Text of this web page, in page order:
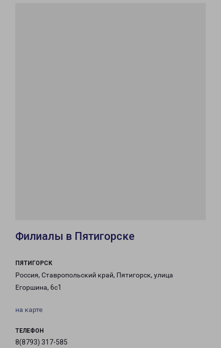
Филиалы в Пятигорске
ПЯТИГОРСК
Россия, Ставропольский край, Пятигорск, улица
Егоршина, 6с1
на карте
ТЕЛЕФОН
8(8793) 317-585